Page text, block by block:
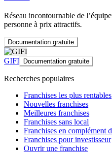
Réseau incontournable de
personne à prix attractifs.
Documentation gratuite
GIFI Documentation gratuite
Recherches populaires
Franchises les plus rentables
Nouvelles franchises
Meilleures franchises
Franchises sans local
Franchises en complément
Franchises pour investisseur
Ouvrir une franchise